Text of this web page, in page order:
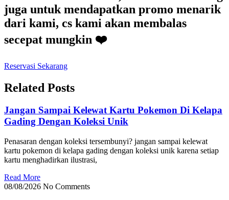
juga untuk mendapatkan promo menarik
dari kami, cs kami akan membalas
secepat mungkin ❤️
Reservasi Sekarang
Related Posts
Jangan Sampai Kelewat Kartu Pokemon Di Kelapa
Gading Dengan Koleksi Unik
Penasaran dengan koleksi tersembunyi? jangan sampai kelewat
kartu pokemon di kelapa gading dengan koleksi unik karena setiap
kartu menghadirkan ilustrasi,
Read More
08/08/2026 No Comments